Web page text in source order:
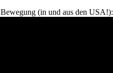
(in und aus den USA!):